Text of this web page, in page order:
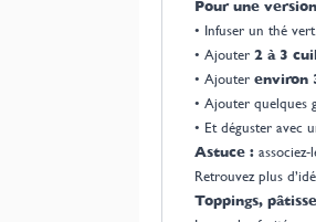
Pour une
• Infuser un thé
• Ajouter 2 à 3
• Ajouter environ
• Ajouter quelques
• Et déguster avec
Astuce :associez-
Retrouvez plus
Toppings,